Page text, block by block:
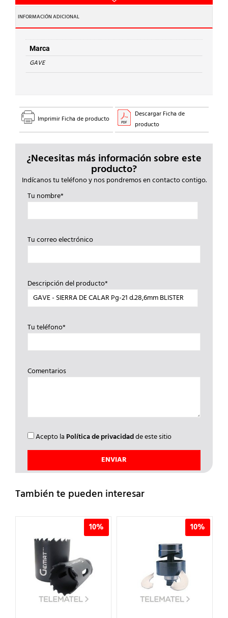
DE
CALAR
Pg-
21
d.28,6mm
BLISTER
cantidad
INFORMACIÓN ADICIONAL
Marca
GAVE
Imprimir Ficha de producto
Descargar Ficha de
producto
¿Necesitas más información sobre este
producto?
Indícanos tu teléfono y nos pondremos en contacto contigo.
Tu nombre*
Tu correo electrónico
Descripción del producto*
Tu teléfono*
Comentarios
Acepto la Política de privacidadde este sitio
También te pueden interesar
10% 10%